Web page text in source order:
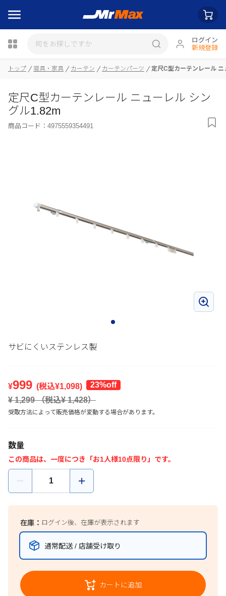
ログイン
新規登録
瓶詰
トップ 寝具・家具 カーテン カーテンパーツ 定尺C型カーテンレール
定尺C型カーテンレール ニューレル シン
グル1.82m
商品コード： 4975559354491
サビにくいステンレス製
¥999 (税込¥1,098)
23%off
¥ 1,299（税込¥1,428）
受取方法によって販売価格が変動する場合があります。
数量
この商品は、一度につき「お1人様10点限り」です。
在庫： ログイン後、在庫が表示されます
通常配送 / 店舗受け取り
カートに追加